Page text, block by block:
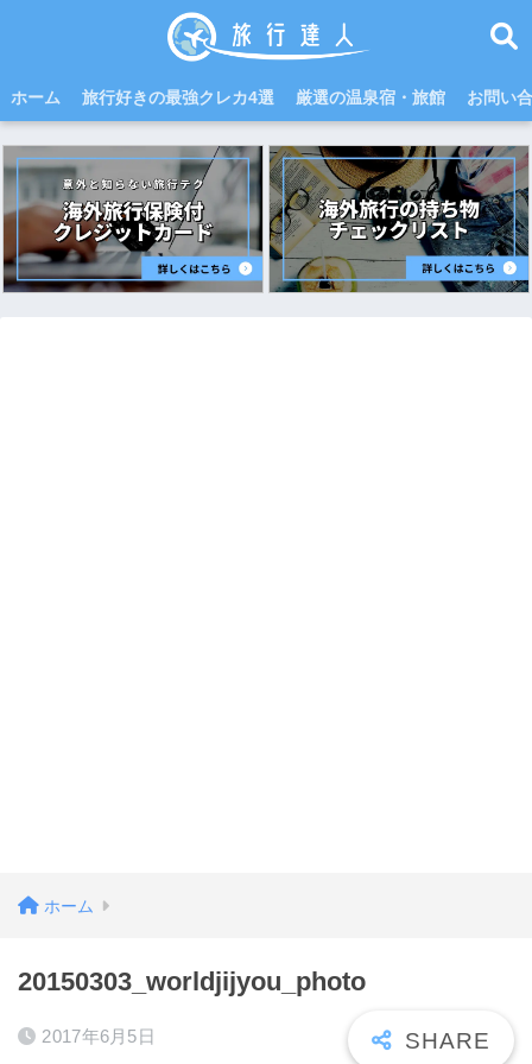
ホーム 旅行好きの最強クレカ4選 厳選の温泉宿・旅館 お問い
ホーム
20150303_worldjijyou_photo
2017年6月5日